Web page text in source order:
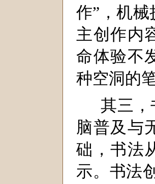
作”，机
主创作内
命体验不
种空洞的
其三，
脑普及与
础，书法
示。书法